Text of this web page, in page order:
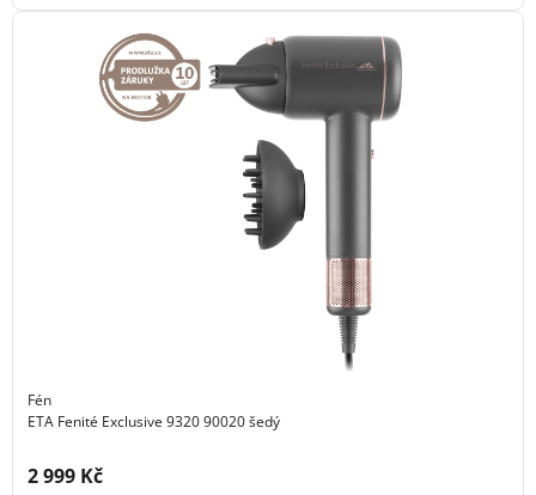
Fén
ETA Fenité Exclusive 9320 90020 šedý
Cena s DPH:
2 999 Kč